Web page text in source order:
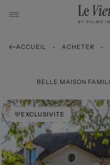
ACCUEIL ACHETER
BELLE MAISON
EXCLUSIVITE